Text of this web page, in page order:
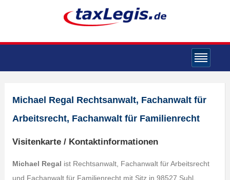
Michael Regal Rechtsanwalt, Fachanwalt für
Arbeitsrecht, Fachanwalt für Familienrecht
Visitenkarte / Kontaktinformationen
Michael Regal ist Rechtsanwalt, Fachanwalt für Arbeitsrecht
und Fachanwalt für Familienrecht mit Sitz in 98527 Suhl,